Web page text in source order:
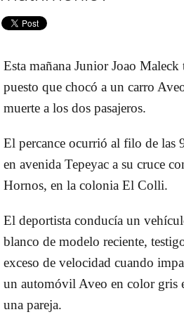
Esta mañana Junior Joao
puesto que chocó a un carro
muerte a los dos pasajeros.
El percance ocurrió al filo de las
en avenida Tepeyac a su cruce
Hornos, en la colonia El Colli.
El deportista conducía un
blanco de modelo reciente,
exceso de velocidad cuando
un automóvil Aveo en color gris
una pareja.